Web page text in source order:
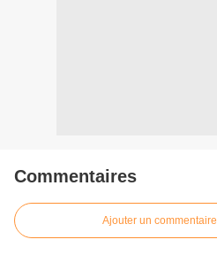
Commentaires
Ajouter un commentaire